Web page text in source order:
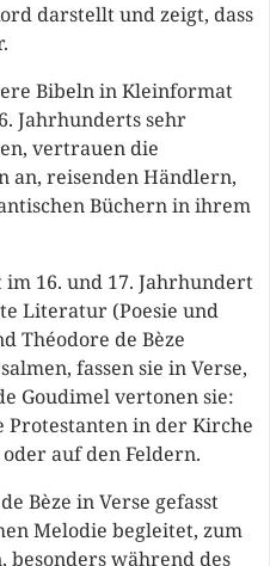
darstellt und zeigt, dass
Bibeln in Kleinformat
Jahrhunderts sehr
vertrauen die
an, reisenden Händlern,
Büchern in ihrem
16. und 17. Jahrhundert
Literatur (Poesie und
Théodore de Bèze
fassen sie in Verse,
Goudimel vertonen sie:
Protestanten in der Kirche
auf den Feldern.
Bèze in Verse gefasst
Melodie begleitet, zum
besonders während des